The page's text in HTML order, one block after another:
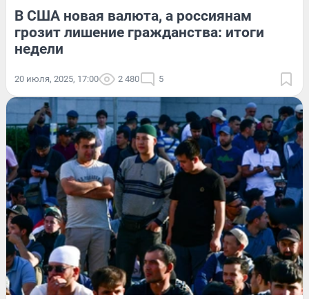
В США новая валюта, а россиянам
грозит лишение гражданства: итоги
недели
20 июля, 2025, 17:00 2 480 5